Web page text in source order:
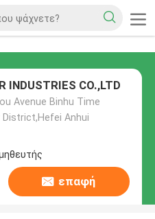
INDUSTRIES CO.,LTD
Avenue Binhu Time
District,Hefei Anhui
επαφή